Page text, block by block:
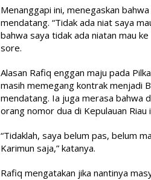
Menanggapi ini, menegaskan
mendatang. “Tidak ada niat saya
bahwa saya tidak ada niatan mau
sore.
Alasan Rafiq enggan maju pada
masih memegang kontrak menjadi
mendatang. Ia juga merasa bahwa
orang nomor dua di Kepulauan Riau
“Tidaklah, saya belum pas, belum
Karimun saja,” katanya.
Rafiq mengatakan jika nantinya